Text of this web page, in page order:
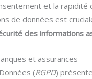
et la
de données est
des informations
et assurances
(RGPD)